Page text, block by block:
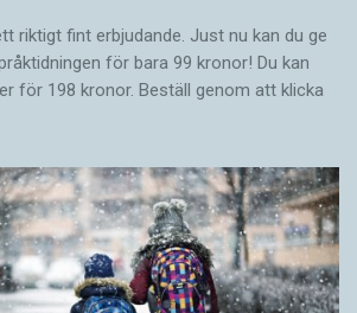
riktigt fint erbjudande. Just nu kan du ge
för bara 99 kronor! Du kan
för 198 kronor. Beställ genom att klicka